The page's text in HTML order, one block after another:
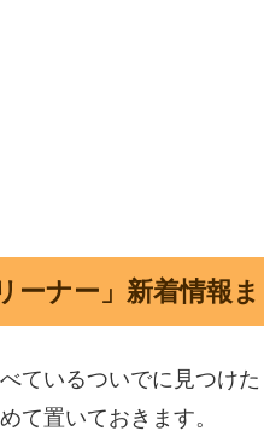
ーナー」新着情報
ているついでに見つけ
て置いておきます。